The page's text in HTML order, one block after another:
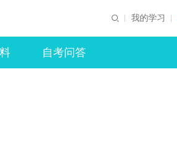
我的学习
自考问答